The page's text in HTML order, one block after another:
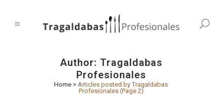
Author: Tragaldabas
Profesionales
Home > Articles posted by Tragaldabas
Profesionales(Page 2)